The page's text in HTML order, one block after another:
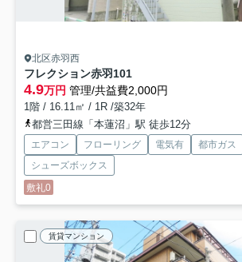
北区赤羽西
フレクション赤羽101
4.9万円 管理/共益費2,000円
1階 / 16.11㎡ / 1R /築32年
都営三田線「本蓮沼」駅 徒歩12分
エアコン フローリング 電気有 都市ガス
シューズボックス
敷礼0
賃貸マンション